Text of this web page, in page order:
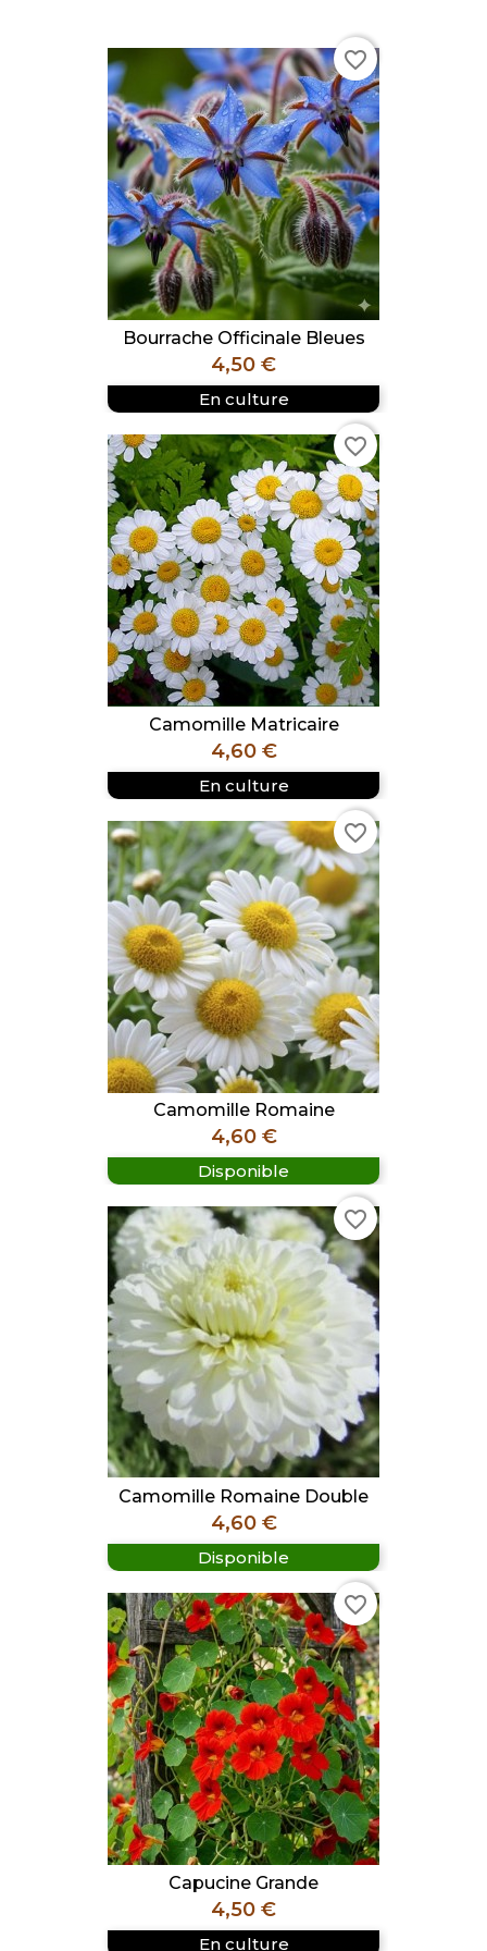
Bourrache Officinale Bleues
Prix
4,50 €
En culture
favorite_border
Camomille Matricaire
Prix
4,60 €
En culture
favorite_border
Camomille Romaine
Prix
4,60 €
Disponible
favorite_border
Camomille Romaine Double
Prix
4,60 €
Disponible
favorite_border
Capucine Grande
Prix
4,50 €
En culture
favorite_border